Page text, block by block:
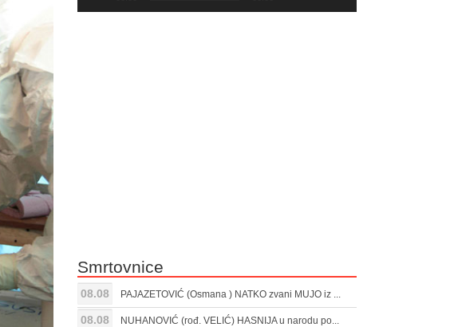
Gore/Dole
Smrtovnice
08.08 PAJAZETOVIĆ (Osmana ) NATKO zvani MUJO iz ...
08.08 NUHANOVIĆ (rođ. VELIĆ) HASNIJA u narodu po...